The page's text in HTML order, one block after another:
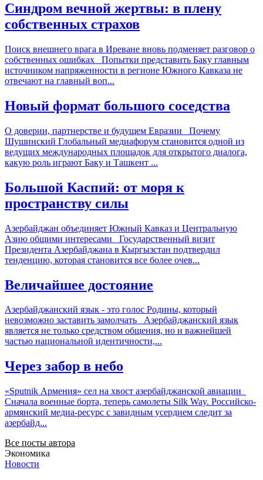
Синдром вечной жертвы: в плену
собственных страхов
Поиск внешнего врага в Иреване вновь подменяет разговор о
собственных ошибках Попытки представить Баку главным
источником напряженности в регионе Южного Кавказа не
отвечают на главный воп...
Новый формат большого соседства
О доверии, партнерстве и будущем Евразии Почему
Шушинский Глобальный медиафорум становится одной из
ведущих международных площадок для открытого диалога,
какую роль играют Баку и Ташкент ...
Большой Каспий: от моря к
пространству силы
Азербайджан объединяет Южный Кавказ и Центральную
Азию общими интересами Государственный визит
Президента Азербайджана в Кыргызстан подтвердил
тенденцию, которая становится все более очев...
Величайшее достояние
Азербайджанский язык - это голос Родины, который
невозможно заставить замолчать Азербайджанский язык
является не только средством общения, но и важнейшей
частью национальной идентичности,...
Через забор в небо
«Sputnik Армения» сел на хвост азербайджанской авиации
Сначала военные борта, теперь самолеты Silk Way. Российско-
армянский медиа-ресурс с завидным усердием следит за
азербайд...
Все посты автора
Экономика
Новости